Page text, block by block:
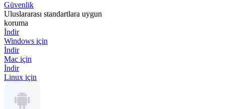
Güvenlik
Uluslararası standartlara uygun
koruma
İndir
Windows için
İndir
Mac için
İndir
Linux için